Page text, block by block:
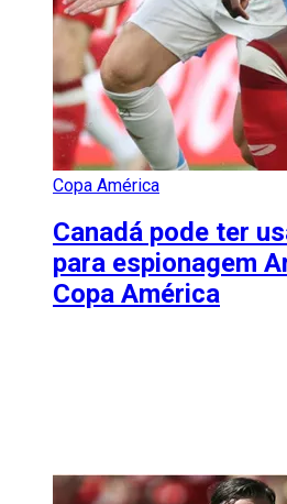
Copa América
Canadá pode ter
para espionagem
Copa América